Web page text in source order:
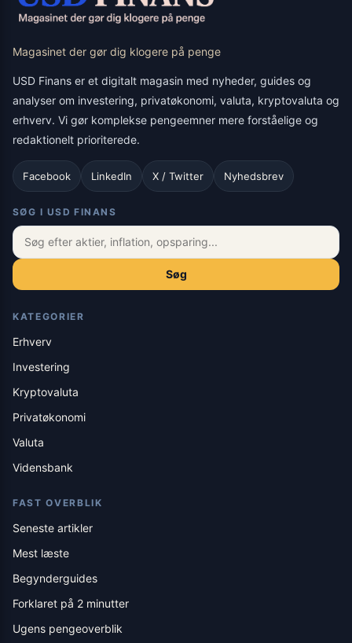
Magasinet der gør dig klogere på penge
USD Finans er et digitalt magasin med nyheder, guides og
analyser om investering, privatøkonomi, valuta, kryptovaluta og
erhverv. Vi gør komplekse pengeemner mere forståelige og
redaktionelt prioriterede.
Facebook LinkedIn X / Twitter Nyhedsbrev
SØG I USD FINANS
Søg
KATEGORIER
Erhverv
Investering
Kryptovaluta
Privatøkonomi
Valuta
Vidensbank
FAST OVERBLIK
Seneste artikler
Mest læste
Begynderguides
Forklaret på 2 minutter
Ugens pengeoverblik